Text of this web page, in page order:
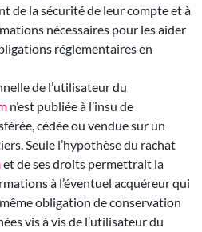
de la sécurité de leur compte et à
nécessaires pour les aider
réglementaires en
de l’utilisateur du
n’est publiée à l’insu de
cédée ou vendue sur un
Seule l’hypothèse du rachat
et de ses droits permettrait la
à l’éventuel acquéreur qui
obligation de conservation
vis à vis de l’utilisateur du